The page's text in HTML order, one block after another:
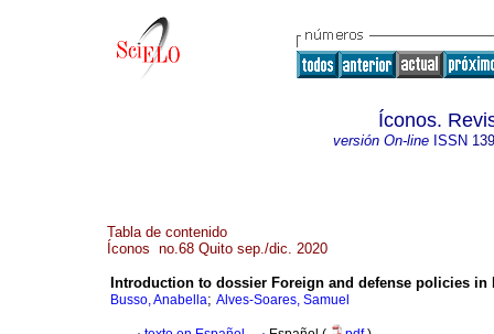
Íconos.
versión On-lineISSN
Tabla de contenido
Íconos no.68 Quito sep./dic. 2020
Introduction to dossier Foreign and defense policies
Busso, Anabella; Alves-Soares, Samuel